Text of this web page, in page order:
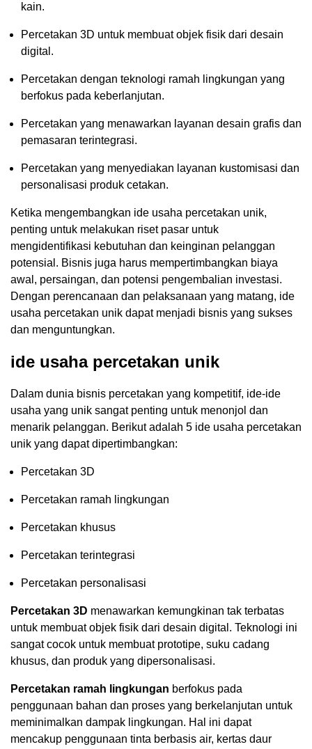
kain.
Percetakan 3D untuk membuat objek fisik dari desain
digital.
Percetakan dengan teknologi ramah lingkungan yang
berfokus pada keberlanjutan.
Percetakan yang menawarkan layanan desain grafis dan
pemasaran terintegrasi.
Percetakan yang menyediakan layanan kustomisasi dan
personalisasi produk cetakan.
Ketika mengembangkan ide usaha percetakan unik,
penting untuk melakukan riset pasar untuk
mengidentifikasi kebutuhan dan keinginan pelanggan
potensial. Bisnis juga harus mempertimbangkan biaya
awal, persaingan, dan potensi pengembalian investasi.
Dengan perencanaan dan pelaksanaan yang matang, ide
usaha percetakan unik dapat menjadi bisnis yang sukses
dan menguntungkan.
ide usaha percetakan unik
Dalam dunia bisnis percetakan yang kompetitif, ide-ide
usaha yang unik sangat penting untuk menonjol dan
menarik pelanggan. Berikut adalah 5 ide usaha percetakan
unik yang dapat dipertimbangkan:
Percetakan 3D
Percetakan ramah lingkungan
Percetakan khusus
Percetakan terintegrasi
Percetakan personalisasi
Percetakan 3D menawarkan kemungkinan tak terbatas
untuk membuat objek fisik dari desain digital. Teknologi ini
sangat cocok untuk membuat prototipe, suku cadang
khusus, dan produk yang dipersonalisasi.
Percetakan ramah lingkungan berfokus pada
penggunaan bahan dan proses yang berkelanjutan untuk
meminimalkan dampak lingkungan. Hal ini dapat
mencakup penggunaan tinta berbasis air, kertas daur